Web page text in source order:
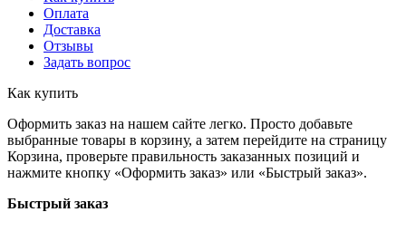
Оплата
Доставка
Отзывы
Задать вопрос
Как купить
Оформить заказ на нашем сайте легко. Просто добавьте
выбранные товары в корзину, а затем перейдите на страницу
Корзина, проверьте правильность заказанных позиций и
нажмите кнопку «Оформить заказ» или «Быстрый заказ».
Быстрый заказ